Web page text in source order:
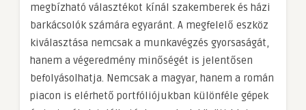
megbízható választékot kínál szakemberek és házi
barkácsolók számára egyaránt. A megfelelő eszköz
kiválasztása nemcsak a munkavégzés gyorsaságát,
hanem a végeredmény minőségét is jelentősen
befolyásolhatja. Nemcsak a magyar, hanem a román
piacon is elérhető portfóliójukban különféle gépek